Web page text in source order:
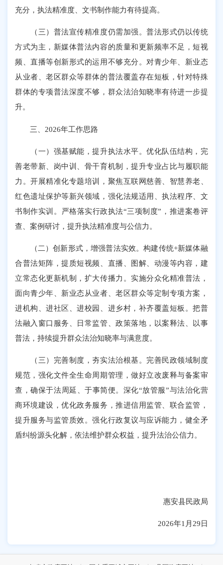
充分，执法精准度、文书制作能力有待提高。
（三）普法宣传精准度仍需加强。普法形式仍以传统
方式为主，新媒体普法内容的质量和更新频率不足，短视
频、直播等创新形式的运用不够充分。对青少年、新业态
从业者、老区群众等群体的普法覆盖存在短板，针对特殊
群体的专项普法深度不够，群众法治知晓率有待进一步提
升。​
三、2026年工作思路
（一）强基赋能，提升执法水平。优化队伍结构，完
善老带新、岗中训、骨干育机制，提升专业占比与履职能
力。开展精准化专题培训，聚焦互联网慈善、智慧养老、
红色遗址保护等新兴领域，强化法规适用、执法程序、文
书制作实训。严格落实行政执法“三项制度”，推进案卷评
查、案例研讨，提升执法精准度与公信力。
（二）创新形式，增强普法实效。构建传统+新媒体融
合普法矩阵，提质短视频、直播、图解、动漫等内容，建
立常态化更新机制，扩大传播力。实施分众化精准普法，
面向青少年、新业态从业者、老区群众等定制专项方案，
进机构、进社区、进校园、进乡村，补齐覆盖短板。把普
法融入窗口服务、日常监管、政策落地，以案释法、以事
普法，持续提升群众法治知晓率与满意度。
（三）完善制度，夯实法治根基。完善民政领域制度
规范，强化文件全生命周期管理，做好立改废释与备案审
查，确保于法周延、于事简便。深化“放管服”与法治化营
商环境建设，优化政务服务，推进信用监管、联合监管，
提升服务与监管质效。强化行政复议与应诉能力，健全矛
盾纠纷源头化解，依法维护群众权益，提升法治公信力。
惠安县民政局
2026年1月29日